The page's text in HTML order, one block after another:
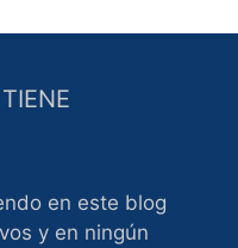
en este blog
y en ningún